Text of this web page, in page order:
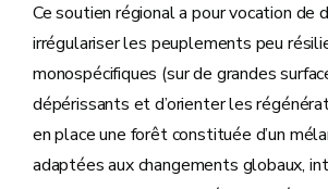
Ce soutien régional a pour vocation de
irrégulariser les peuplements peu
monospécifiques (sur de grandes
dépérissants et d’orienter les
en place une forêt constituée d’un
adaptées aux changements globaux,